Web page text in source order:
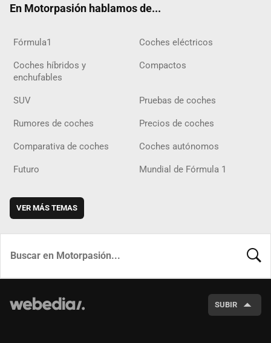
En Motorpasión hablamos de...
Fórmula1 Coches eléctricos
Coches híbridos y
enchufables
Compactos
SUV Pruebas de coches
Rumores de coches Precios de coches
Comparativa de coches Coches autónomos
Futuro Mundial de Fórmula 1
VER MÁS TEMAS
SUBIR